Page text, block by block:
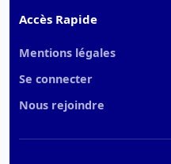
Accès Rapide
Mentions légales
Se connecter
Nous rejoindre